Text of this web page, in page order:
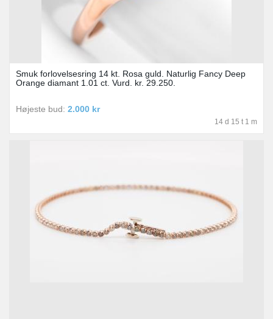
Smuk forlovelsesring 14 kt. Rosa guld. Naturlig Fancy Deep
Orange diamant 1.01 ct. Vurd. kr. 29.250.
Højeste bud: 2.000 kr
14 d 15 t 1 m